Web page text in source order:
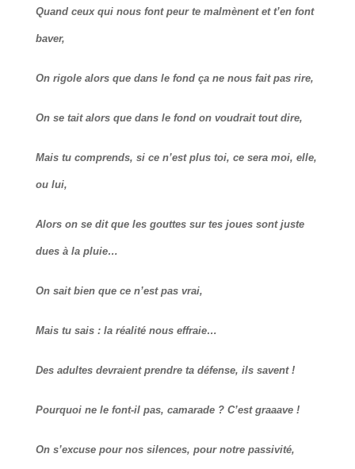
Quand ceux qui nous font peur te malmènent et t’en font
baver,
On rigole alors que dans le fond ça ne nous fait pas rire,
On se tait alors que dans le fond on voudrait tout dire,
Mais tu comprends, si ce n’est plus toi, ce sera moi, elle,
ou lui,
Alors on se dit que les gouttes sur tes joues sont juste
dues à la pluie…
On sait bien que ce n’est pas vrai,
Mais tu sais : la réalité nous effraie…
Des adultes devraient prendre ta défense, ils savent !
Pourquoi ne le font-il pas, camarade ? C’est graaave !
On s’excuse pour nos silences, pour notre passivité,